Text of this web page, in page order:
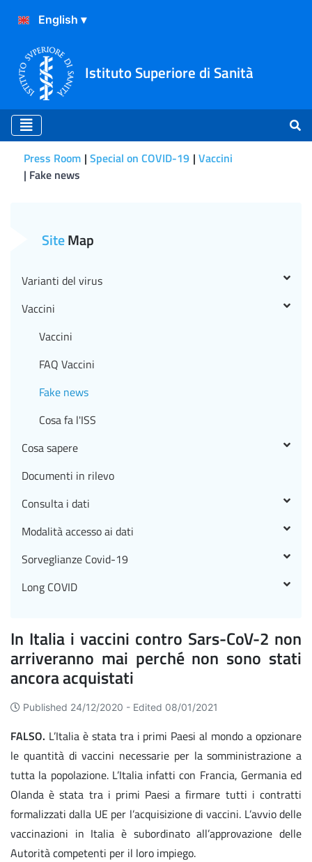
Istituto Superiore di Sanità
Press Room Special on COVID-19 Vaccini
Fake news
In Italia i vaccini contro Sars-CoV-2 non
arriveranno mai perché non sono stati
ancora acquistati
Published 24/12/2020 - Edited 08/01/2021
FALSO. L’Italia è stata tra i primi Paesi al mondo a opzionare
le quantità di vaccini necessarie per la somministrazione a
tutta la popolazione. L’Italia infatti con Francia, Germania ed
Olanda è stata tra i primi Paesi a firmare tutti i contratti
formalizzati dalla UE per l’acquisizione di vaccini. L’avvio delle
vaccinazioni in Italia è subordinato all’approvazione delle
Autorità competenti per il loro impiego.
SiteMap
Varianti del virus
Vaccini
Vaccini
FAQ Vaccini
Fake news
Cosa fa l'ISS
Cosa sapere
Documenti in rilevo
Consulta i dati
Modalità accesso ai dati
Sorveglianze Covid-19
Long COVID